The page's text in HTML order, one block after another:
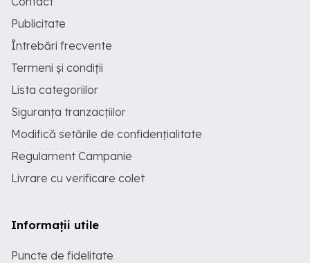
Publicitate
Întrebări frecvente
Termeni și condiții
Lista categoriilor
Siguranța tranzacțiilor
Modifică setările de confidențialitate
Regulament Campanie
Livrare cu verificare colet
Informații utile
Puncte de fidelitate